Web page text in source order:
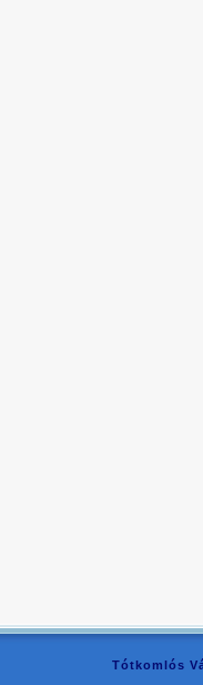
Tótkomlós